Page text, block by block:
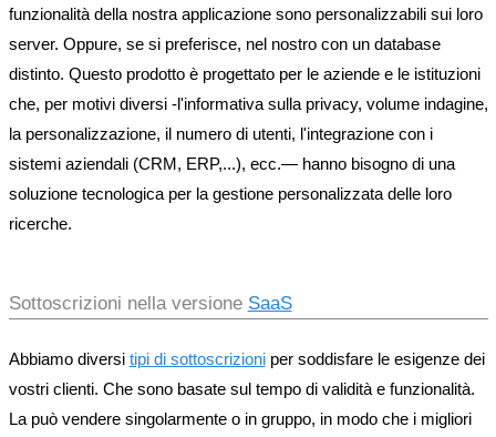
funzionalità della nostra applicazione sono personalizzabili sui loro
server. Oppure, se si preferisce, nel nostro con un database
distinto. Questo prodotto è progettato per le aziende e le istituzioni
che, per motivi diversi -l'informativa sulla privacy, volume indagine,
la personalizzazione, il numero di utenti, l'integrazione con i
sistemi aziendali (CRM, ERP,...), ecc.— hanno bisogno di una
soluzione tecnologica per la gestione personalizzata delle loro
ricerche.
Sottoscrizioni nella versione SaaS
Abbiamo diversi tipi di sottoscrizioniper soddisfare le esigenze dei
vostri clienti. Che sono basate sul tempo di validità e funzionalità.
La può vendere singolarmente o in gruppo, in modo che i migliori